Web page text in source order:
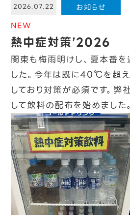
2026.07.22
お知らせ
NEW
熱中症対策’2026
関東も梅雨明けし、夏本番を
した。今年は既に40℃を超え
しており対策が必須です。弊
して飲料の配布を始めました。